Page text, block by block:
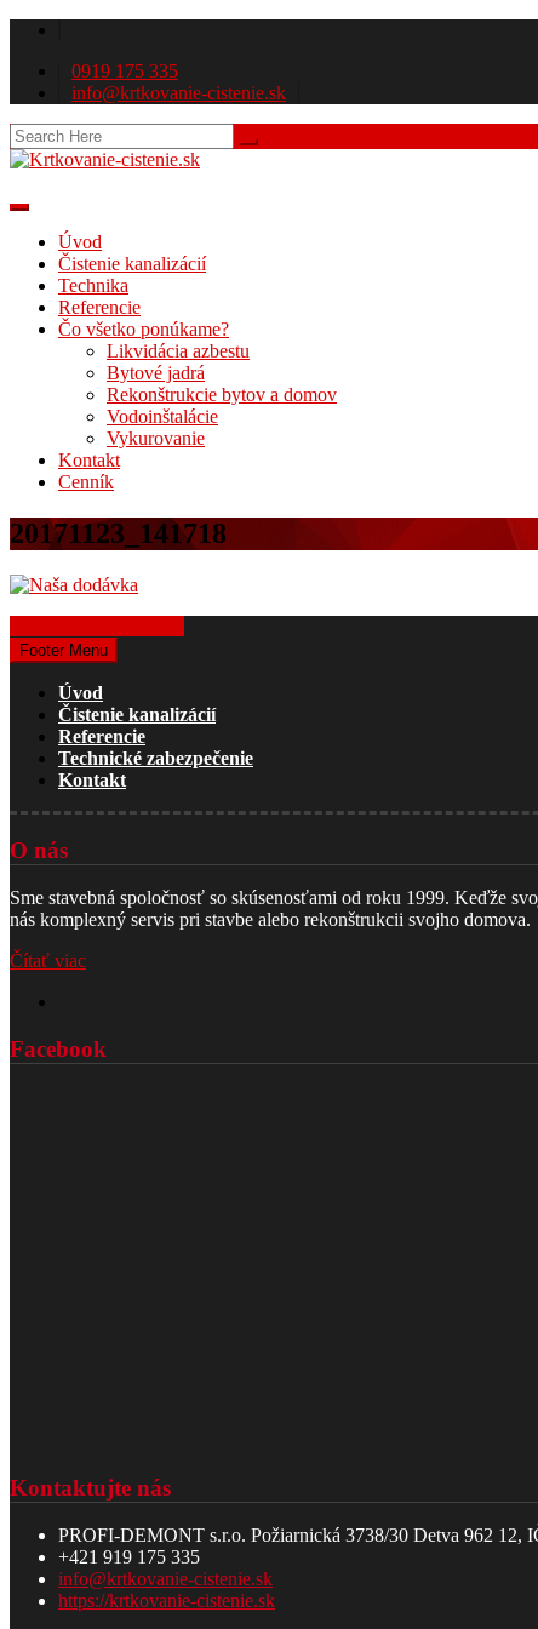
0919 175 335
info@krtkovanie-cistenie.sk
Úvod
Čistenie kanalizácií
Technika
Referencie
Čo všetko ponúkame?
Likvidácia azbestu
Bytové jadrá
Rekonštrukcie bytov a domov
Vodoinštalácie
Vykurovanie
Kontakt
Cenník
20171123_141718
Footer Menu
Úvod
Čistenie kanalizácií
Referencie
Technické zabezpečenie
Kontakt
O nás
Sme stavebná spoločnosť so skúsenosťami od roku 1999. Keďže
nás komplexný servis pri stavbe alebo rekonštrukcii svojho domova.
Čítať viac
Facebook
Kontaktujte nás
PROFI-DEMONT s.r.o. Požiarnická 3738/30 Detva 962 12,
+421 919 175 335
info@krtkovanie-cistenie.sk
https://krtkovanie-cistenie.sk